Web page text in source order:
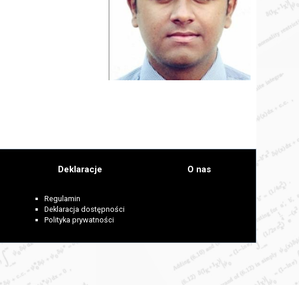
Deklaracje
Regulamin
Deklaracja dostępności
Polityka prywatności
O nas